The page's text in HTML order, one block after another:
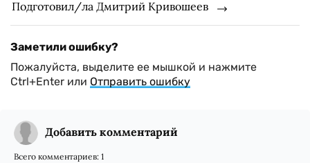
Подготовил/ла Дмитрий Кривошеев
Заметили ошибку?
Пожалуйста, выделите ее мышкой и нажмите
Ctrl+Enter или Отправить ошибку
Добавить комментарий
Всего комментариев: 1